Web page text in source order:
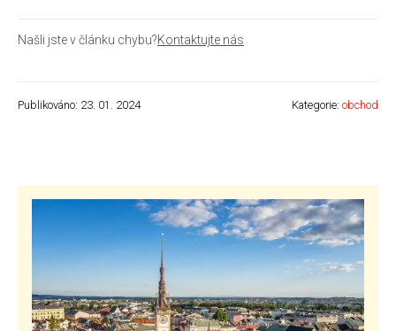
Našli jste v článku chybu?Kontaktujte nás
Publikováno: 23. 01. 2024 Kategorie: obchod